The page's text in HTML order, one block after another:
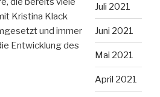
Kristina Klack
und immer
Entwicklung des
Juli 2021
Juni 2021
Mai 2021
April 2021